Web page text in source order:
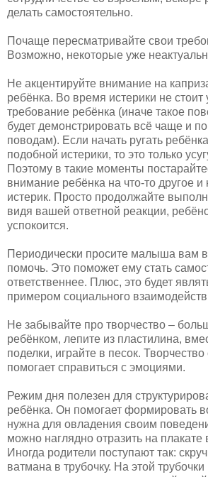
делать самостоятельно.
Почаще пересматривайте свои
Возможно, некоторые уже
Не акцентируйте внимание на
ребёнка. Во время истерики не стоит
требование ребёнка (иначе такое
будет демонстрировать всё чаще и
поводам). Если начать ругать
подобной истерики, то это только
Поэтому в такие моменты
внимание ребёнка на что-то другое и
истерик. Просто продолжайте
видя вашей ответной реакции,
успокоится.
Периодически просите малыша вам
помочь. Это поможет ему стать
ответственнее. Плюс, это будет
примером социального
Не забывайте про творчество –
ребёнком, лепите из пластилина,
поделки, играйте в песок.
помогает справиться с эмоциями.
Режим дня полезен для
ребёнка. Он помогает формировать
нужна для овладения своим
можно наглядно отразить на плакате
Иногда родители поступают так:
ватмана в трубочку. На этой